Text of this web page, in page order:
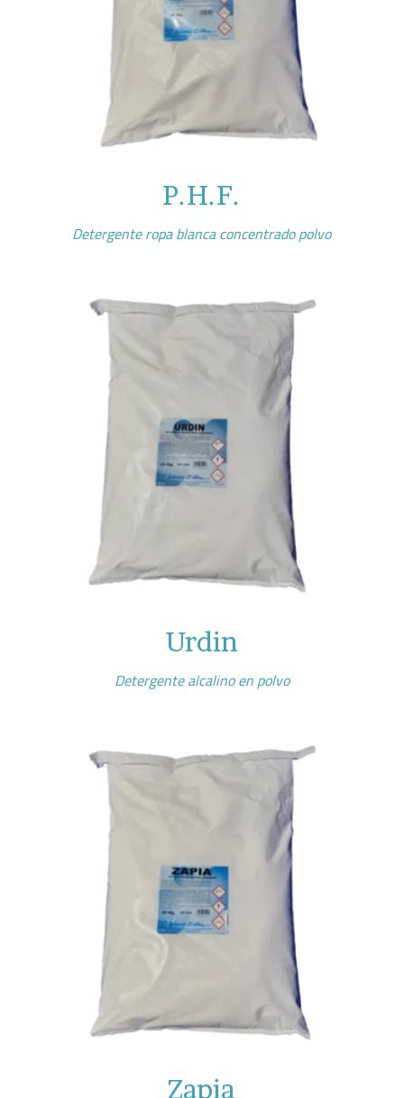
P.H.F.
Detergente ropa blanca concentrado polvo
Urdin
Detergente alcalino en polvo
Zapia